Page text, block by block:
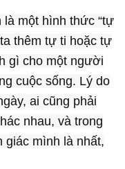
một hình thức “tự
thêm tự ti hoặc tự
gì cho một người
cuộc sống. Lý do
ai cũng phải
nhau, và trong
giác mình là nhất,